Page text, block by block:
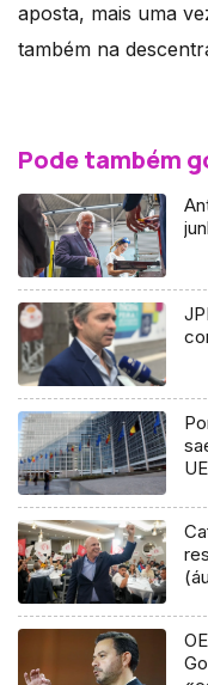
aposta, mais uma
também na
Pode também
UE